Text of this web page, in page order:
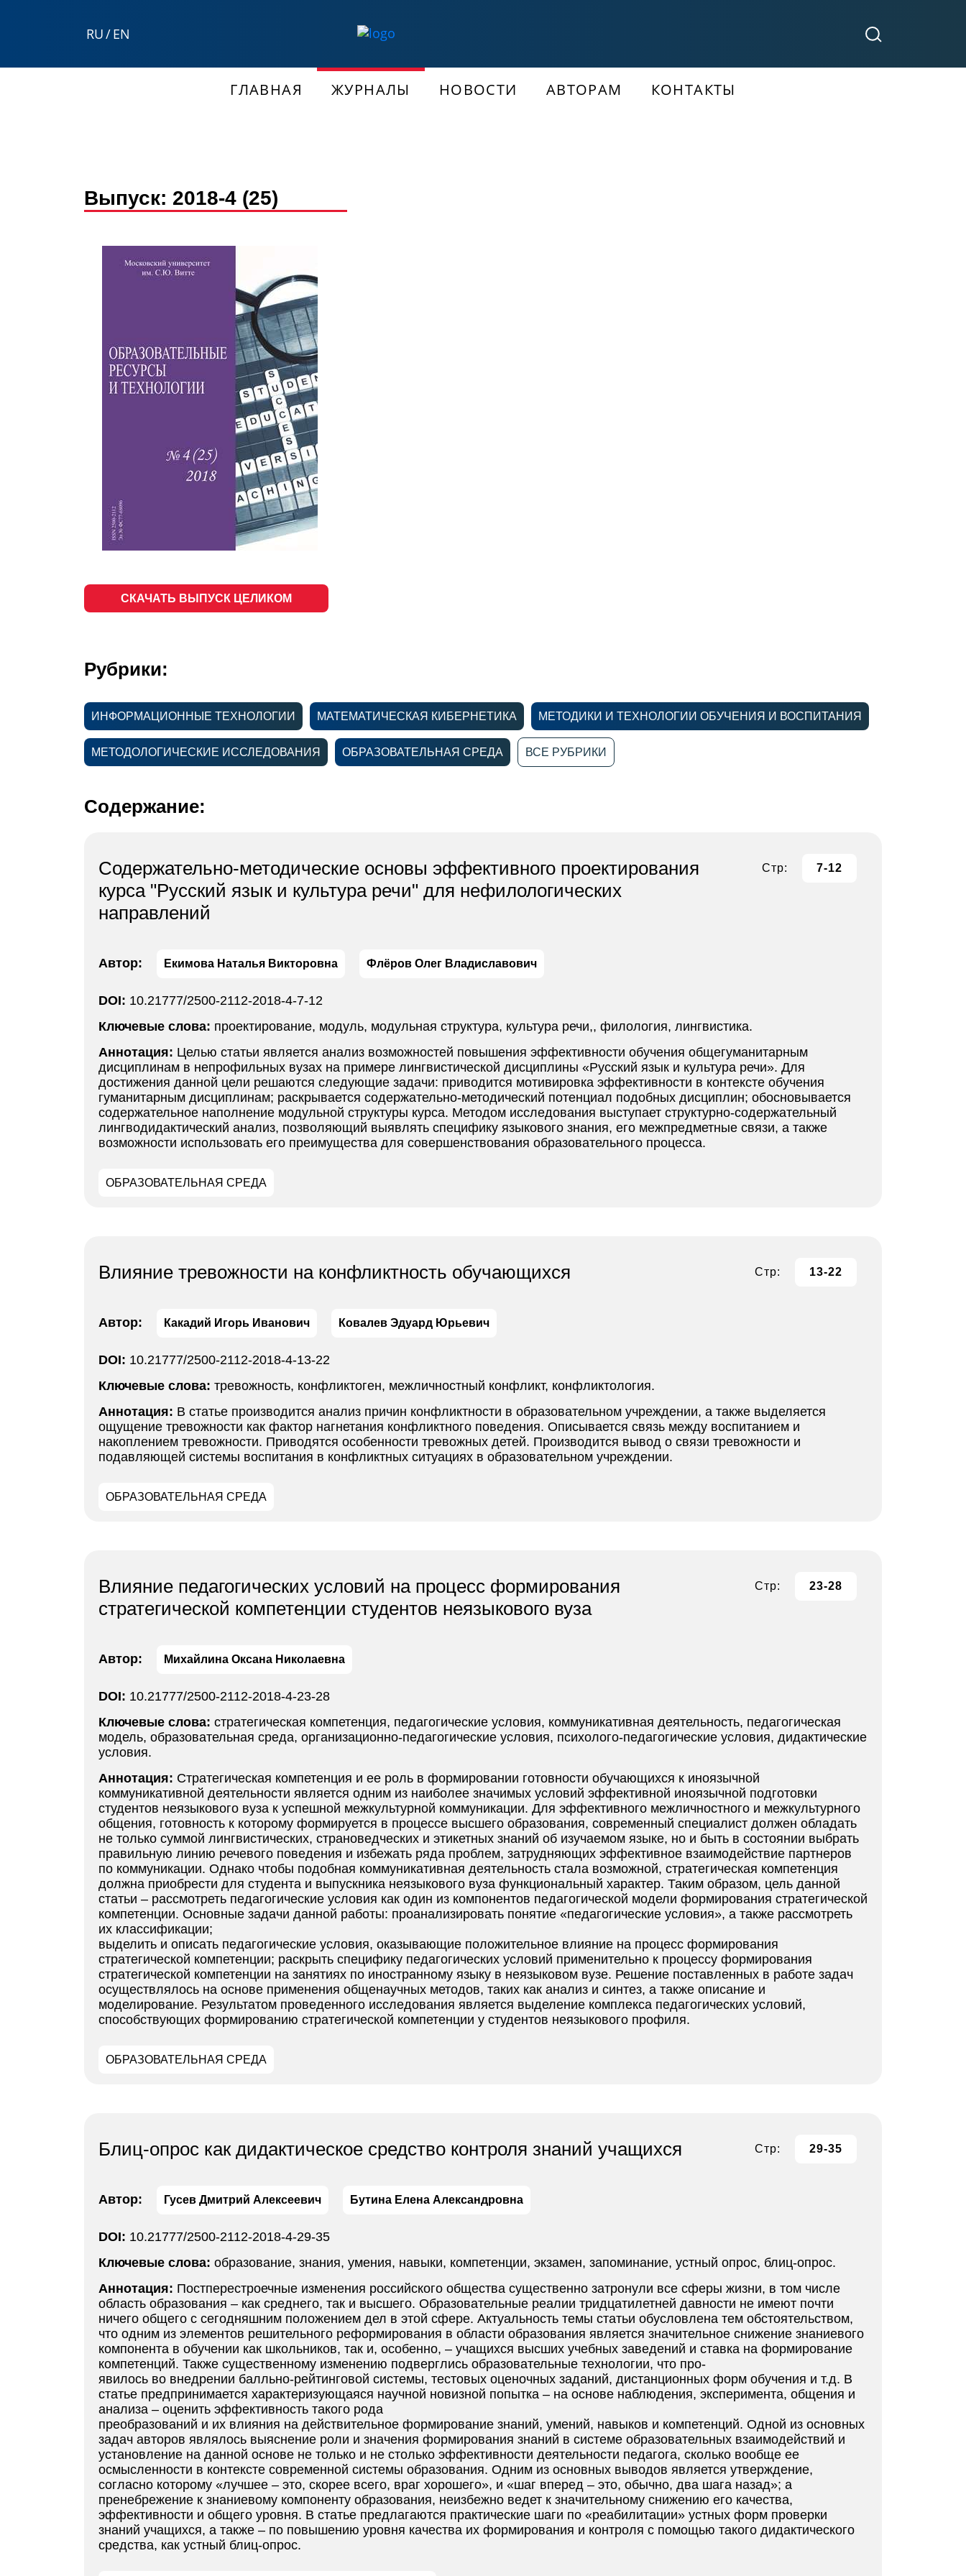
RU/EN
ГЛАВНАЯ ЖУРНАЛЫ НОВОСТИ АВТОРАМ КОНТАКТЫ
Выпуск: 2018-4 (25)
СКАЧАТЬ ВЫПУСК ЦЕЛИКОМ
Рубрики:
ИНФОРМАЦИОННЫЕ ТЕХНОЛОГИИ МАТЕМАТИЧЕСКАЯ КИБЕРНЕТИКА МЕТОДИКИ И ТЕХНОЛОГИИ ОБУЧЕНИЯ И ВОСПИТАНИЯ
МЕТОДОЛОГИЧЕСКИЕ ИССЛЕДОВАНИЯ ОБРАЗОВАТЕЛЬНАЯ СРЕДА ВСЕ РУБРИКИ
Содержание:
Содержательно-методические основы эффективного проектирования
курса "Русский язык и культура речи" для нефилологических
направлений
Стр: 7-12
Автор: Екимова Наталья Викторовна Флёров Олег Владиславович
DOI: 10.21777/2500-2112-2018-4-7-12
Ключевые слова: проектирование, модуль, модульная структура, культура речи,, филология, лингвистика.
Аннотация: Целью статьи является анализ возможностей повышения эффективности обучения общегуманитарным
дисциплинам в непрофильных вузах на примере лингвистической дисциплины «Русский язык и культура речи». Для
достижения данной цели решаются следующие задачи: приводится мотивировка эффективности в контексте обучения
гуманитарным дисциплинам; раскрывается содержательно-методический потенциал подобных дисциплин; обосновывается
содержательное наполнение модульной структуры курса. Методом исследования выступает структурно-содержательный
лингводидактический анализ, позволяющий выявлять специфику языкового знания, его межпредметные связи, а также
возможности использовать его преимущества для совершенствования образовательного процесса.
ОБРАЗОВАТЕЛЬНАЯ СРЕДА
Влияние тревожности на конфликтность обучающихся Стр: 13-22
Автор: Какадий Игорь Иванович Ковалев Эдуард Юрьевич
DOI: 10.21777/2500-2112-2018-4-13-22
Ключевые слова: тревожность, конфликтоген, межличностный конфликт, конфликтология.
Аннотация: В статье производится анализ причин конфликтности в образовательном учреждении, а также выделяется
ощущение тревожности как фактор нагнетания конфликтного поведения. Описывается связь между воспитанием и
накоплением тревожности. Приводятся особенности тревожных детей. Производится вывод о связи тревожности и
подавляющей системы воспитания в конфликтных ситуациях в образовательном учреждении.
ОБРАЗОВАТЕЛЬНАЯ СРЕДА
Влияние педагогических условий на процесс формирования
стратегической компетенции студентов неязыкового вуза
Стр: 23-28
Автор: Михайлина Оксана Николаевна
DOI: 10.21777/2500-2112-2018-4-23-28
Ключевые слова: стратегическая компетенция, педагогические условия, коммуникативная деятельность, педагогическая
модель, образовательная среда, организационно-педагогические условия, психолого-педагогические условия, дидактические
условия.
Аннотация: Стратегическая компетенция и ее роль в формировании готовности обучающихся к иноязычной
коммуникативной деятельности является одним из наиболее значимых условий эффективной иноязычной подготовки
студентов неязыкового вуза к успешной межкультурной коммуникации. Для эффективного межличностного и межкультурного
общения, готовность к которому формируется в процессе высшего образования, современный специалист должен обладать
не только суммой лингвистических, страноведческих и этикетных знаний об изучаемом языке, но и быть в состоянии выбрать
правильную линию речевого поведения и избежать ряда проблем, затрудняющих эффективное взаимодействие партнеров
по коммуникации. Однако чтобы подобная коммуникативная деятельность стала возможной, стратегическая компетенция
должна приобрести для студента и выпускника неязыкового вуза функциональный характер. Таким образом, цель данной
статьи – рассмотреть педагогические условия как один из компонентов педагогической модели формирования стратегической
компетенции. Основные задачи данной работы: проанализировать понятие «педагогические условия», а также рассмотреть
их классификации;
выделить и описать педагогические условия, оказывающие положительное влияние на процесс формирования
стратегической компетенции; раскрыть специфику педагогических условий применительно к процессу формирования
стратегической компетенции на занятиях по иностранному языку в неязыковом вузе. Решение поставленных в работе задач
осуществлялось на основе применения общенаучных методов, таких как анализ и синтез, а также описание и
моделирование. Результатом проведенного исследования является выделение комплекса педагогических условий,
способствующих формированию стратегической компетенции у студентов неязыкового профиля.
ОБРАЗОВАТЕЛЬНАЯ СРЕДА
Блиц-опрос как дидактическое средство контроля знаний учащихся Стр: 29-35
Автор: Гусев Дмитрий Алексеевич Бутина Елена Александровна
DOI: 10.21777/2500-2112-2018-4-29-35
Ключевые слова: образование, знания, умения, навыки, компетенции, экзамен, запоминание, устный опрос, блиц-опрос.
Аннотация: Постперестроечные изменения российского общества существенно затронули все сферы жизни, в том числе
область образования – как среднего, так и высшего. Образовательные реалии тридцатилетней давности не имеют почти
ничего общего с сегодняшним положением дел в этой сфере. Актуальность темы статьи обусловлена тем обстоятельством,
что одним из элементов решительного реформирования в области образования является значительное снижение знаниевого
компонента в обучении как школьников, так и, особенно, – учащихся высших учебных заведений и ставка на формирование
компетенций. Также существенному изменению подверглись образовательные технологии, что про-
явилось во внедрении балльно-рейтинговой системы, тестовых оценочных заданий, дистанционных форм обучения и т.д. В
статье предпринимается характеризующаяся научной новизной попытка – на основе наблюдения, эксперимента, общения и
анализа – оценить эффективность такого рода
преобразований и их влияния на действительное формирование знаний, умений, навыков и компетенций. Одной из основных
задач авторов являлось выяснение роли и значения формирования знаний в системе образовательных взаимодействий и
установление на данной основе не только и не столько эффективности деятельности педагога, сколько вообще ее
осмысленности в контексте современной системы образования. Одним из основных выводов является утверждение,
согласно которому «лучшее – это, скорее всего, враг хорошего», и «шаг вперед – это, обычно, два шага назад»; а
пренебрежение к знаниевому компоненту образования, неизбежно ведет к значительному снижению его качества,
эффективности и общего уровня. В статье предлагаются практические шаги по «реабилитации» устных форм проверки
знаний учащихся, а также – по повышению уровня качества их формирования и контроля с помощью такого дидактического
средства, как устный блиц-опрос.